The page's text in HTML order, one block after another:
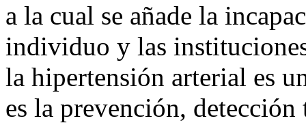
a la cual se añade la
individuo y las
la hipertensión arterial es
es la prevención,